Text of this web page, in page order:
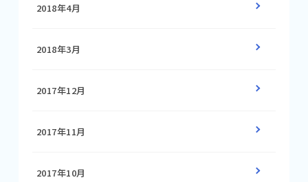
2018年4月
2018年3月
2017年12月
2017年11月
2017年10月